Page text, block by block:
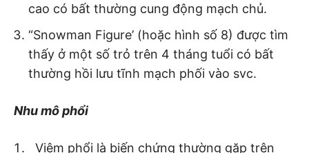
cao có bất thường cung động mạch chủ.
“Snowman Figure’ (hoặc hình số 8) được tìm
thấy ở một số trỏ trên 4 tháng tuổi có bất
thường hồi lưu tĩnh mạch phối vào svc.
Nhu mô phổi
Viêm phổi là biến chứng thường gặp trên